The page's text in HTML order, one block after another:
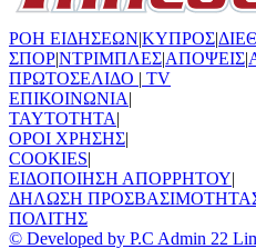
ΡΟΗ ΕΙΔΗΣΕΩΝ|ΚΥΠΡΟΣ|
ΣΠΟΡ|ΝΤΡΙΜΠΛΕΣ|ΑΠΟΨΕΙΣ|
ΠΡΩΤΟΣΕΛΙΔΟ | TV
ΕΠΙΚΟΙΝΩΝΙΑ|
TAYTOTHTA|
ΟΡΟΙ ΧΡΗΣΗΣ|
COOKIES|
ΕΙΔΟΠΟΙΗΣΗ ΑΠΟΡΡΗΤΟΥ|
ΔΗΛΩΣΗ
ΠΟΛΙΤΗΣ
© Developed by P.C Admin 22